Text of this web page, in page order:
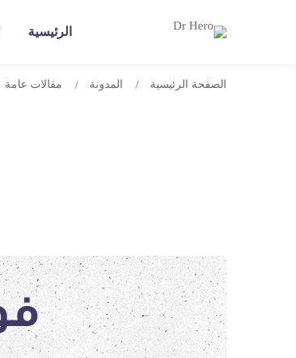
الرئيسية
الصفحة الرئيسية المدونة مقالات عامة